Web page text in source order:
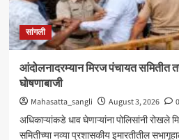
लाभार्थ्यांना
मोठा
दिलासा
सांगली
आंदोलनादरम्यान मिरज पंचायत समितीत
घोषणाबाजी
Mahasatta_sangli August 3, 2026
0
अधिकाऱ्यांकडे धाव घेणाऱ्यांना पोलिसांनी रोखले
समितीच्या नव्या प्रशासकीय इमारतीतील